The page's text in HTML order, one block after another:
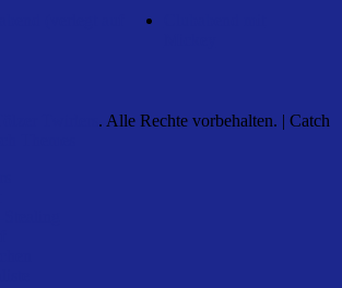
. Alle Rechte vorbehalten. | Catch